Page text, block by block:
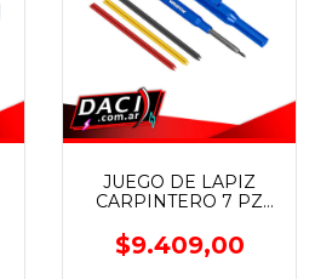
JUEGO DE LAPIZ
CARPINTERO 7 PZ
$9.409,00